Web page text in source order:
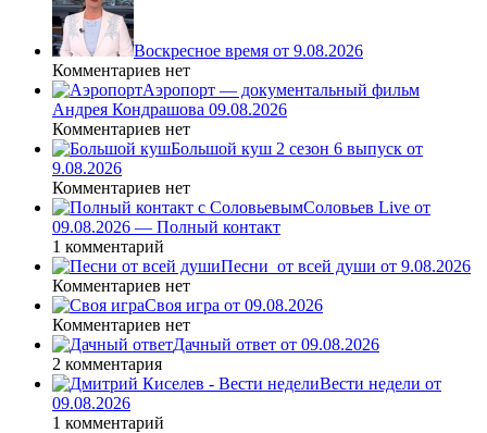
Воскресное время от 9.08.2026
Комментариев нет
Аэропорт — документальный фильм
Андрея Кондрашова 09.08.2026
Комментариев нет
Большой куш 2 сезон 6 выпуск от
9.08.2026
Комментариев нет
Соловьев Live от
09.08.2026 — Полный контакт
1 комментарий
Песни_от всей души от 9.08.2026
Комментариев нет
Своя игра от 09.08.2026
Комментариев нет
Дачный ответ от 09.08.2026
2 комментария
Вести недели от
09.08.2026
1 комментарий